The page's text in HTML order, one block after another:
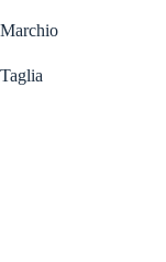
Marchio
Taglia